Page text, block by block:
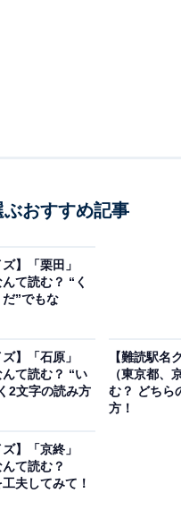
おすすめ記事
】「栗田」
んて読む？ “く
だ”でもな
】「石原」
んて読む？ “い
2文字の読み方
【難読駅名
（東京都、
む？ どちら
方！
】「京終」
んて読む？
夫してみて！